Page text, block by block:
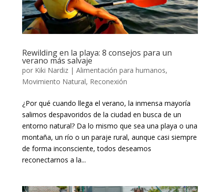
Rewilding en la playa: 8 consejos para un
verano más salvaje
por Kiki Nardiz| Alimentación para humanos,
Movimiento Natural, Reconexión
¿Por qué cuando llega el verano, la inmensa mayoría
salimos despavoridos de la ciudad en busca de un
entorno natural? Da lo mismo que sea una playa o una
montaña, un río o un paraje rural, aunque casi siempre
de forma inconsciente, todos deseamos
reconectarnos a la...